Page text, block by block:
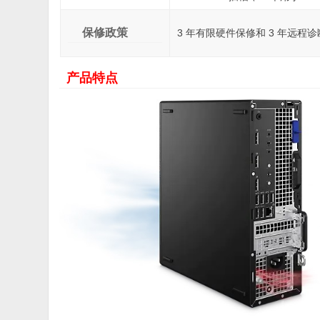
保修政策 3 年有限硬件保修和 3 年远程
产品特点